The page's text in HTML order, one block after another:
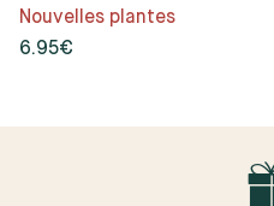
6.95€
Nouvelles plantes